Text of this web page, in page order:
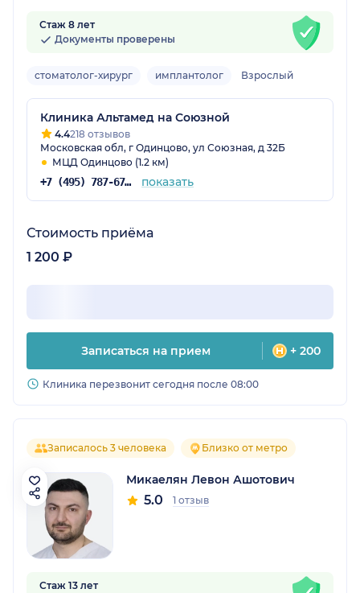
Стаж 8 лет
Документы проверены
стоматолог-хирург имплантолог Взрослый
Клиника Альтамед на Союзной
4.4218 отзывов
Московская обл, г Одинцово, ул Союзная, д 32Б
МЦД Одинцово (1.2 км)
+7 (495) 787-67-37 показать
Стоимость приёма
1 200 ₽
Записаться на прием + 200
Клиника перезвонит сегодня после 08:00
Записалось 3 человека Близко от метро
Микаелян Левон Ашотович
5.0 1 отзыв
Стаж 13 лет